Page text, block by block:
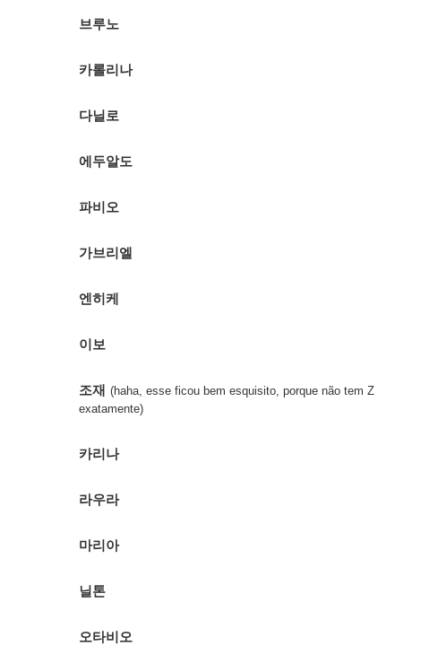
브루노
카롤리나
다닐로
에두알도
파비오
가브리엘
엔히케
이보
조재 (haha, esse ficou bem esquisito, porque não tem Z
exatamente)
카리나
라우라
마리아
닐톤
오타비오